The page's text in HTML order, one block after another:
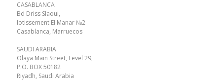
CASABLANCA
Bd Driss Slaoui,
lotissement El Manar №2
Casablanca, Marruecos
SAUDI ARABIA
Olaya Main Street, Level 29,
P.O. BOX 50182
Riyadh, Saudi Arabia